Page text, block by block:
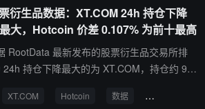
衍生品数据：XT.COM 24h 持仓下降
大，Hotcoin 价差 0.107% 为前十最高
RootData 最新发布的股票衍生品交易所排
持仓下降最大的为 XT.COM，持仓约 9.5
加权后的价差，数值越高通常代表交易成本
XT.COM Hotcoin 数据 RootData